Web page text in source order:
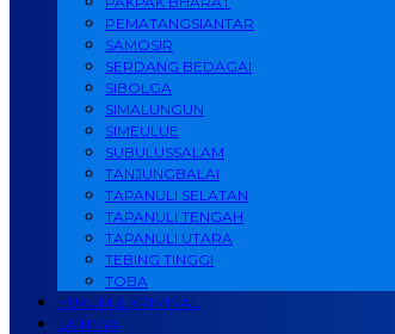
PEMATANGSIANTAR
SAMOSIR
SERDANG BEDAGAI
SIBOLGA
SIMALUNGUN
SIMEULUE
SUBULUSSALAM
TANJUNGBALAI
TAPANULI SELATAN
TAPANULI TENGAH
TAPANULI UTARA
TEBING TINGGI
TOBA
HUKUM & KRIMINAL
LAINNYA